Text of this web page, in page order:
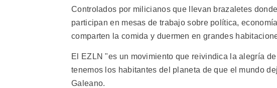
Controlados por milicianos que llevan brazaletes
participan en mesas de trabajo sobre política,
comparten la comida y duermen en grandes
El EZLN "es un movimiento que reivindica la alegría
tenemos los habitantes del planeta de que el mundo
Galeano.